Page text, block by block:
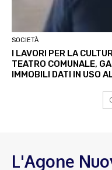
SOCIETÀ
I LAVORI PER LA
TEATRO COMUNALE,
IMMOBILI DATI IN USO
L'Agone